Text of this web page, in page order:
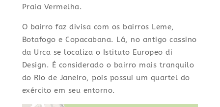
Praia Vermelha.
O bairro faz divisa com os bairros Leme,
Botafogo e Copacabana. Lá, no antigo cassino
da Urca se localiza o Istituto Europeo di
Design. É considerado o bairro mais tranquilo
do Rio de Janeiro, pois possui um quartel do
exército em seu entorno.